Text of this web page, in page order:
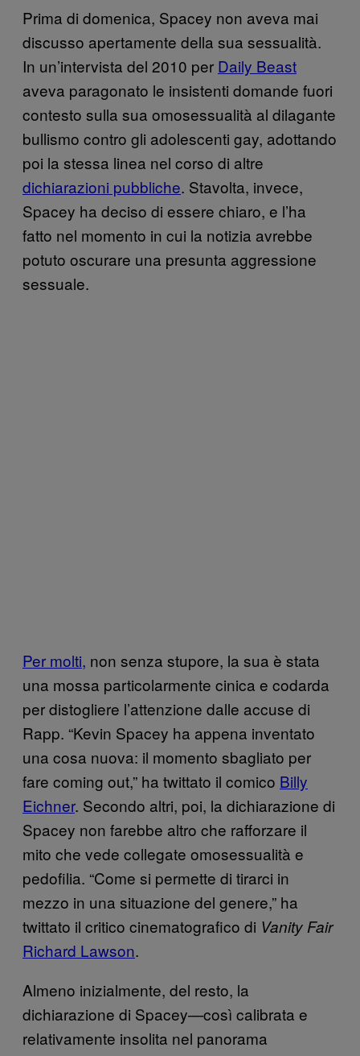
Prima di domenica, Spacey non aveva mai
discusso apertamente della sua sessualità.
In un’intervista del 2010 per Daily Beast
aveva paragonato le insistenti domande fuori
contesto sulla sua omosessualità al dilagante
bullismo contro gli adolescenti gay, adottando
poi la stessa linea nel corso di altre
dichiarazioni pubbliche. Stavolta, invece,
Spacey ha deciso di essere chiaro, e l’ha
fatto nel momento in cui la notizia avrebbe
potuto oscurare una presunta aggressione
sessuale.
Per molti, non senza stupore, la sua è stata
una mossa particolarmente cinica e codarda
per distogliere l’attenzione dalle accuse di
Rapp. “Kevin Spacey ha appena inventato
una cosa nuova: il momento sbagliato per
fare coming out,” ha twittato il comico Billy
Eichner. Secondo altri, poi, la dichiarazione di
Spacey non farebbe altro che rafforzare il
mito che vede collegate omosessualità e
pedofilia. “Come si permette di tirarci in
mezzo in una situazione del genere,” ha
twittato il critico cinematografico di Vanity Fair
Richard Lawson.
Almeno inizialmente, del resto, la
dichiarazione di Spacey—così calibrata e
relativamente insolita nel panorama